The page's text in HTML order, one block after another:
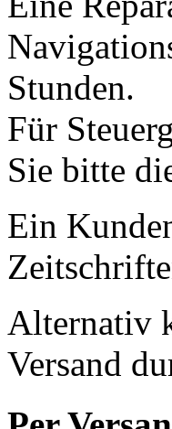
Stunden.
Für
Sie bitte
Ein
Alternativ
Versand